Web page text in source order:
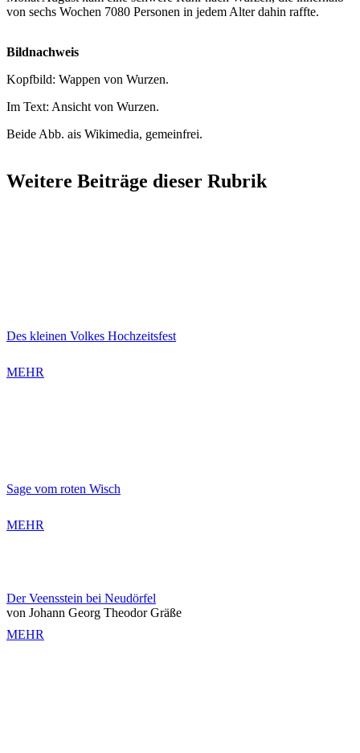
von sechs Wochen 7080 Personen in jedem Alter dahin raffte.
Bildnachweis
Kopfbild: Wappen von Wurzen.
Im Text: Ansicht von Wurzen.
Beide Abb. ais Wikimedia, gemeinfrei.
Weitere Beiträge dieser Rubrik
Des kleinen Volkes Hochzeitsfest
MEHR
Sage vom roten Wisch
MEHR
Der Veensstein bei Neudörfel
von Johann Georg Theodor Gräße
MEHR